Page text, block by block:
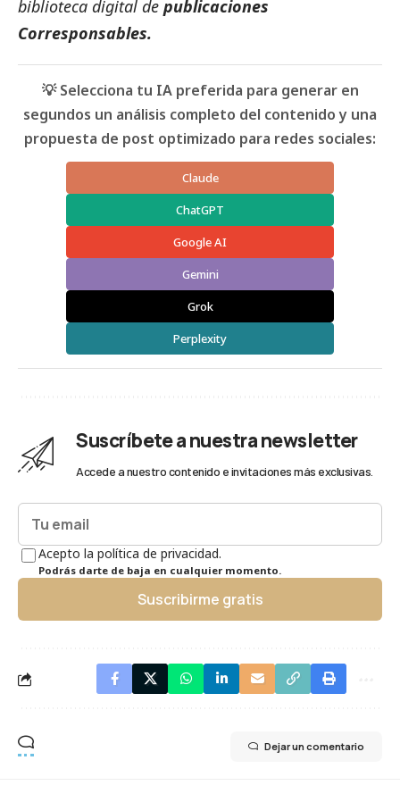
biblioteca digital de publicaciones
Corresponsables.
💡 Selecciona tu IA preferida para generar en
segundos un análisis completo del contenido y una
propuesta de post optimizado para redes sociales:
Claude
ChatGPT
Google AI
Gemini
Grok
Perplexity
Suscríbete a nuestra newsletter
Accede a nuestro contenido e invitaciones más exclusivas.
Acepto la política de privacidad.
Podrás darte de baja en cualquier momento.
Suscribirme gratis
Dejar un comentario